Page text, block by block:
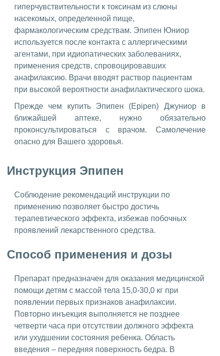
гиперчувствительности к токсинам из слюны
насекомых, определенной пище,
фармакологическим средствам. Эпипен Юниор
используется после контакта с аллергическими
агентами, при идиопатических заболеваниях,
применения средств, спровоцировавших
анафилаксию. Врачи вводят раствор пациентам
при высокой вероятности анафилактического шока.
Прежде чем купить Эпипен (Epipen) Джуниор в
ближайшей аптеке, нужно обязательно
проконсультироваться с врачом. Самолечение
опасно для Вашего здоровья.
Инструкция Эпипен
Соблюдение рекомендаций инструкции по
применению позволяет быстро достичь
терапевтического эффекта, избежав побочных
проявлений лекарственного средства.
Способ применения и дозы
Препарат предназначен для оказания медицинской
помощи детям с массой тела 15,0-30,0 кг при
появлении первых признаков анафилаксии.
Повторно инъекция выполняется не позднее
четверти часа при отсутствии должного эффекта
или ухудшении состояния ребенка. Область
введения – передняя поверхность бедра. В